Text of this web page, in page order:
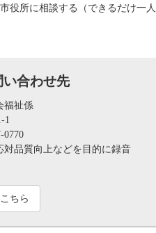
役所に相談する（できるだけ一人
い合わせ先
福祉係
1
0770
品質向上などを目的に録音
ちら